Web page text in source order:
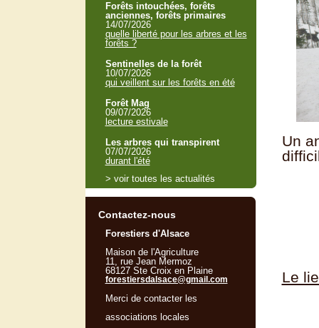
Un
Le
Forêts intouchées, forêts
anciennes, forêts primaires
14/07/2026
quelle liberté pour les arbres et les
forêts ?
Sentinelles de la forêt
10/07/2026
qui veillent sur les forêts en été
Forêt Mag
09/07/2026
lecture estivale
Les arbres qui transpirent
07/07/2026
durant l'été
> voir toutes les actualités
Contactez-nous
Forestiers d'Alsace
Maison de l'Agriculture
11, rue Jean Mermoz
68127 Ste Croix en Plaine
forestiersdalsace@gmail.com
Merci de contacter les
associations locales